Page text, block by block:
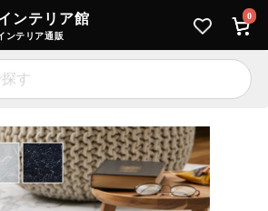
ンテリア館
ンテリア通販
0